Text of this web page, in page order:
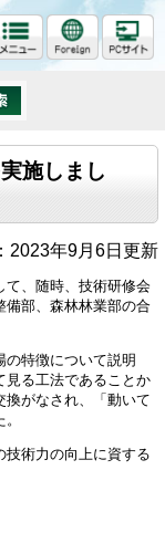
施しまし
2023年9月6日更新
、随時、技術研修会
備部、森林林業部の合
特徴について説明
見る工法であることか
換がなされ、「動いて
術力の向上に資する